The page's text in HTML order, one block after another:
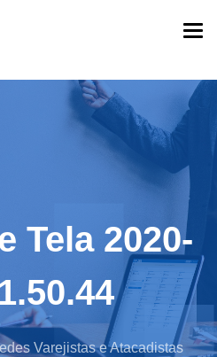
Tela 2020-
Varejistas e Atacadistas